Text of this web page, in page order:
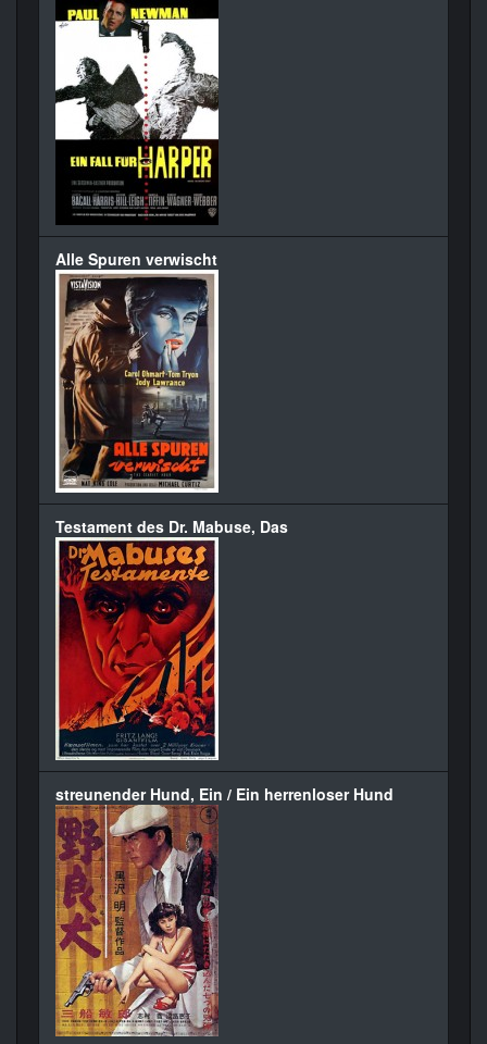
Alle Spuren verwischt
Testament des Dr. Mabuse, Das
streunender Hund, Ein / Ein herrenloser Hund